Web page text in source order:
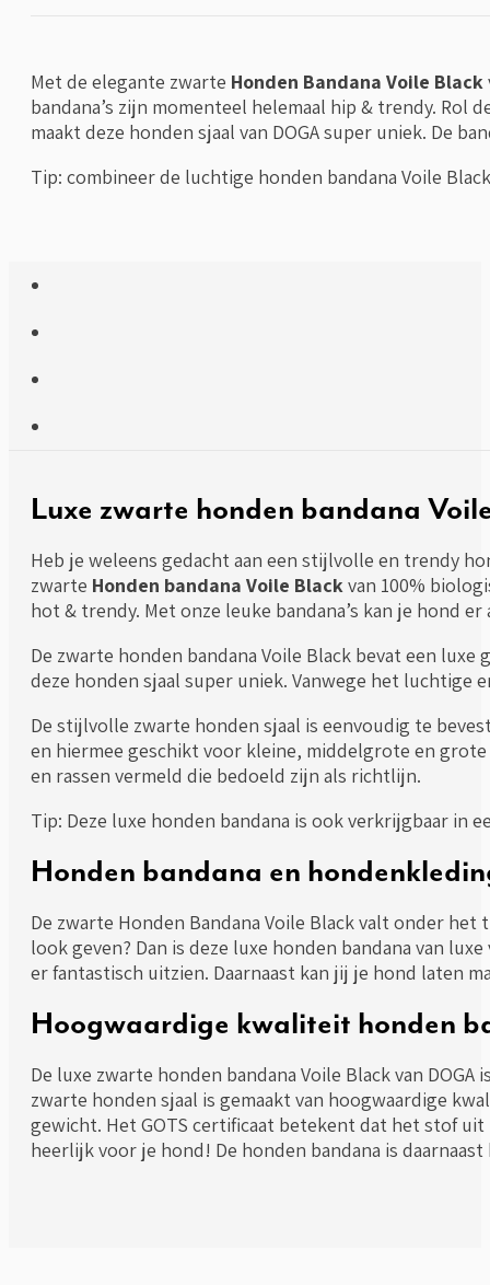
Met de elegante zwarte Honden Bandana Voile Black
bandana’s zijn momenteel helemaal hip & trendy.
maakt deze honden sjaal van DOGA super uniek. De
Tip: combineer de luchtige honden bandana Voile
Luxe zwarte honden bandana
Heb je weleens gedacht aan een stijlvolle en trendy
zwarte Honden bandana Voile Blackvan 100%
hot & trendy. Met onze leuke bandana’s kan je hond
De zwarte honden bandana Voile Black bevat een
deze honden sjaal super uniek. Vanwege het luchtige
De stijlvolle zwarte honden sjaal is eenvoudig te
en hiermee geschikt voor kleine, middelgrote en
en rassen vermeld die bedoeld zijn als richtlijn.
Tip: Deze luxe honden bandana is ook verkrijgbaar in
Honden bandana en
De zwarte Honden Bandana Voile Black valt onder
look geven? Dan is deze luxe honden bandana van
er fantastisch uitzien. Daarnaast kan jij je hond laten
Hoogwaardige kwaliteit honden
De luxe zwarte honden bandana Voile Black van
zwarte honden sjaal is gemaakt van hoogwaardige
gewicht. Het GOTS certificaat betekent dat het stof
heerlijk voor je hond! De honden bandana is